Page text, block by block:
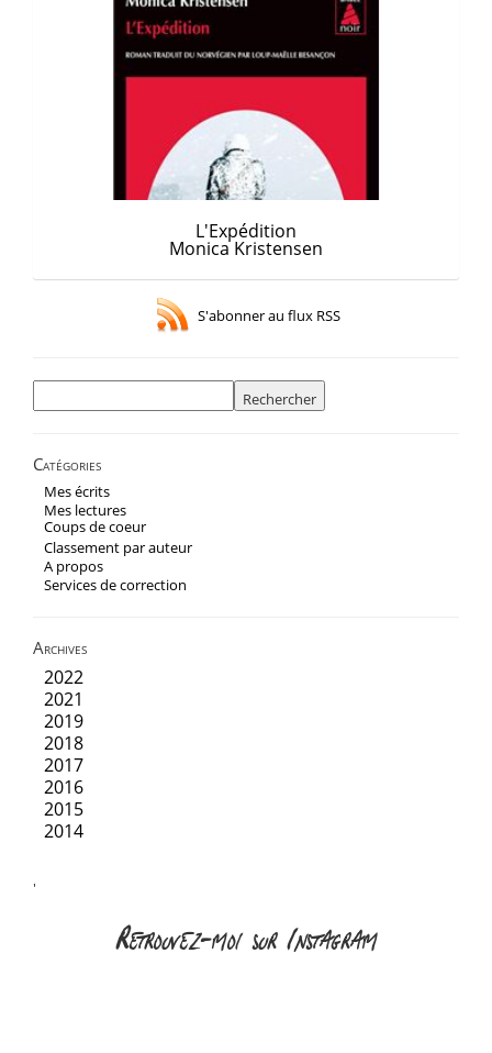
L'Expédition
Monica Kristensen
S'abonner au flux RSS
Rechercher :
Catégories
Mes écrits
Mes lectures
Coups de coeur
Classement par auteur
A propos
Services de correction
Archives
2022
2021
2019
2018
2017
2016
2015
2014
'
Retrouvez-moi sur Instagram